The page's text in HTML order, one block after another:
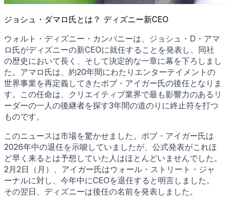
ジョシュ・ダマロ氏とは？ ディズニー新CEO
ウォルト・ディズニー・カンパニーは、ジョシュ・D・アマ
ロ氏がディズニーの新CEOに就任することを発表し、同社
の歴史において長く、そして決定的な一章に幕を下ろしまし
た。アマロ氏は、約20年間にわたりエンターテイメントの
世界事業を再定義してきたボブ・アイガー氏の後任となりま
す。この任命は、クリエイティブ業界で最も影響力のあるリ
ーダーの一人の後継者を探す3年間の道のりに終止符を打つ
ものです。
このニュースは市場を驚かせました。ボブ・アイガー氏は
2026年中の退任を示唆していましたが、公式発表がこれほ
ど早く来るとは予想していた人はほとんどいませんでした。
2月2日（月）、アイガー氏はウォール・ストリート・ジャ
ーナルに対し、今年中にCEOを退任すると明言しました。
その翌日、ディズニーは後任の名前を発表しました。